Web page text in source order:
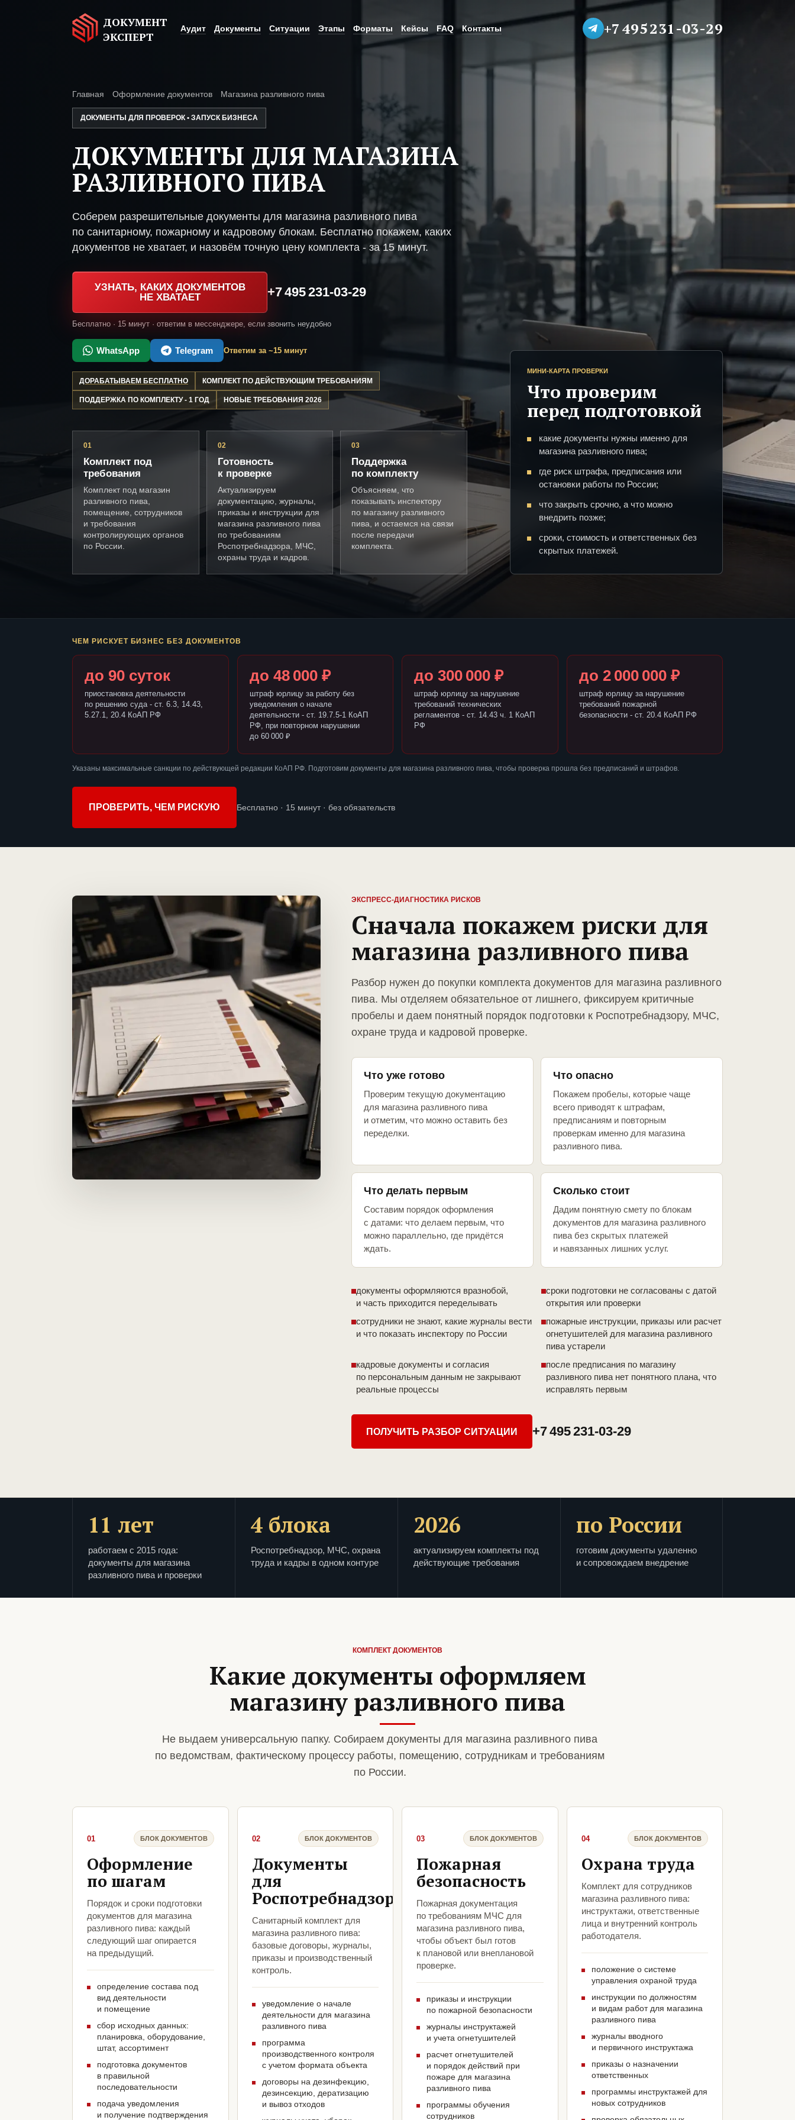
ДОКУМЕНТ
ЭКСПЕРТ
Аудит Документы Ситуации Этапы Форматы Кейсы FAQ Контакты +7 495 231-03-29
Главная Оформление документов Магазина разливного пива
ДОКУМЕНТЫ ДЛЯ ПРОВЕРОК • ЗАПУСК БИЗНЕСА
ДОКУМЕНТЫ ДЛЯ МАГАЗИНА
РАЗЛИВНОГО ПИВА
Соберем разрешительные документы для магазина разливного пива
по санитарному, пожарному и кадровому блокам. Бесплатно покажем, каких
документов не хватает, и назовём точную цену комплекта - за 15 минут.
УЗНАТЬ, КАКИХ ДОКУМЕНТОВ
НЕ ХВАТАЕТ
+7 495 231-03-29
Бесплатно · 15 минут · ответим в мессенджере, если звонить неудобно
WhatsApp Telegram Ответим за ~15 минут
ДОРАБАТЫВАЕМ БЕСПЛАТНО КОМПЛЕКТ ПО ДЕЙСТВУЮЩИМ ТРЕБОВАНИЯМ
ПОДДЕРЖКА ПО КОМПЛЕКТУ - 1 ГОД НОВЫЕ ТРЕБОВАНИЯ 2026
01
Комплект под
требования
Комплект под магазин
разливного пива,
помещение, сотрудников
и требования
контролирующих органов
по России.
02
Готовность
к проверке
Актуализируем
документацию, журналы,
приказы и инструкции для
магазина разливного пива
по требованиям
Роспотребнадзора, МЧС,
охраны труда и кадров.
03
Поддержка
по комплекту
Объясняем, что
показывать инспектору
по магазину разливного
пива, и остаемся на связи
после передачи
комплекта.
МИНИ-КАРТА ПРОВЕРКИ
Что проверим
перед подготовкой
какие документы нужны именно для
магазина разливного пива;
где риск штрафа, предписания или
остановки работы по России;
что закрыть срочно, а что можно
внедрить позже;
сроки, стоимость и ответственных без
скрытых платежей.
ЧЕМ РИСКУЕТ БИЗНЕС БЕЗ ДОКУМЕНТОВ
до 90 суток
приостановка деятельности
по решению суда - ст. 6.3, 14.43,
5.27.1, 20.4 КоАП РФ
до 48 000 ₽
штраф юрлицу за работу без
уведомления о начале
деятельности - ст. 19.7.5-1 КоАП
РФ, при повторном нарушении
до 60 000 ₽
до 300 000 ₽
штраф юрлицу за нарушение
требований технических
регламентов - ст. 14.43 ч. 1 КоАП
РФ
до 2 000 000 ₽
штраф юрлицу за нарушение
требований пожарной
безопасности - ст. 20.4 КоАП РФ
Указаны максимальные санкции по действующей редакции КоАП РФ. Подготовим документы для магазина разливного пива, чтобы проверка прошла без предписаний и штрафов.
ПРОВЕРИТЬ, ЧЕМ РИСКУЮ Бесплатно · 15 минут · без обязательств
ЭКСПРЕСС-ДИАГНОСТИКА РИСКОВ
Сначала покажем риски для
магазина разливного пива
Разбор нужен до покупки комплекта документов для магазина разливного
пива. Мы отделяем обязательное от лишнего, фиксируем критичные
пробелы и даем понятный порядок подготовки к Роспотребнадзору, МЧС,
охране труда и кадровой проверке.
Что уже готово
Проверим текущую документацию
для магазина разливного пива
и отметим, что можно оставить без
переделки.
Что опасно
Покажем пробелы, которые чаще
всего приводят к штрафам,
предписаниям и повторным
проверкам именно для магазина
разливного пива.
Что делать первым
Составим порядок оформления
с датами: что делаем первым, что
можно параллельно, где придётся
ждать.
Сколько стоит
Дадим понятную смету по блокам
документов для магазина разливного
пива без скрытых платежей
и навязанных лишних услуг.
документы оформляются вразнобой,
и часть приходится переделывать
сроки подготовки не согласованы с датой
открытия или проверки
сотрудники не знают, какие журналы вести
и что показать инспектору по России
пожарные инструкции, приказы или расчет
огнетушителей для магазина разливного
пива устарели
кадровые документы и согласия
по персональным данным не закрывают
реальные процессы
после предписания по магазину
разливного пива нет понятного плана, что
исправлять первым
ПОЛУЧИТЬ РАЗБОР СИТУАЦИИ +7 495 231-03-29
11 лет
работаем с 2015 года:
документы для магазина
разливного пива и проверки
4 блока
Роспотребнадзор, МЧС, охрана
труда и кадры в одном контуре
2026
актуализируем комплекты под
действующие требования
по России
готовим документы удаленно
и сопровождаем внедрение
КОМПЛЕКТ ДОКУМЕНТОВ
Какие документы оформляем
магазину разливного пива
Не выдаем универсальную папку. Собираем документы для магазина разливного пива
по ведомствам, фактическому процессу работы, помещению, сотрудникам и требованиям
по России.
01 БЛОК ДОКУМЕНТОВ
Оформление
по шагам
Порядок и сроки подготовки
документов для магазина
разливного пива: каждый
следующий шаг опирается
на предыдущий.
определение состава под
вид деятельности
и помещение
сбор исходных данных:
планировка, оборудование,
штат, ассортимент
подготовка документов
в правильной
последовательности
подача уведомления
и получение подтверждения
02 БЛОК ДОКУМЕНТОВ
Документы
для
Роспотребнадзора
Санитарный комплект для
магазина разливного пива:
базовые договоры, журналы,
приказы и производственный
контроль.
уведомление о начале
деятельности для магазина
разливного пива
программа
производственного контроля
с учетом формата объекта
договоры на дезинфекцию,
дезинсекцию, дератизацию
и вывоз отходов
03 БЛОК ДОКУМЕНТОВ
Пожарная
безопасность
Пожарная документация
по требованиям МЧС для
магазина разливного пива,
чтобы объект был готов
к плановой или внеплановой
проверке.
приказы и инструкции
по пожарной безопасности
журналы инструктажей
и учета огнетушителей
расчет огнетушителей
и порядок действий при
пожаре для магазина
разливного пива
программы обучения
сотрудников
04 БЛОК ДОКУМЕНТОВ
Охрана труда
Комплект для сотрудников
магазина разливного пива:
инструктажи, ответственные
лица и внутренний контроль
работодателя.
положение о системе
управления охраной труда
инструкции по должностям
и видам работ для магазина
разливного пива
журналы вводного
и первичного инструктажа
приказы о назначении
ответственных
программы инструктажей для
новых сотрудников